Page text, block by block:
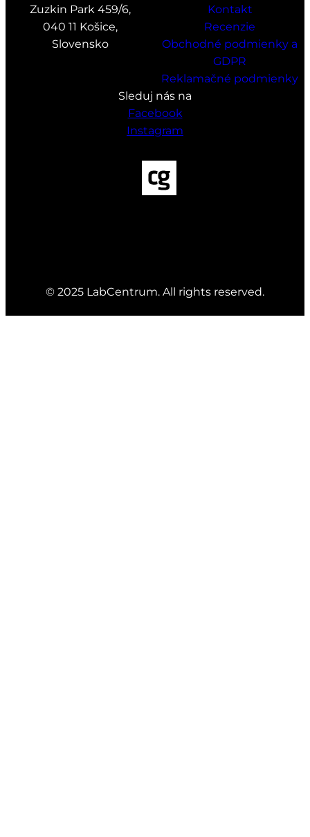
Zuzkin Park 459/6,
040 11 Košice,
Slovensko
Kontakt
Recenzie
Obchodné podmienky a
GDPR
Reklamačné podmienky
Sleduj nás na
Facebook
Instagram
© 2025 LabCentrum. All rights reserved.